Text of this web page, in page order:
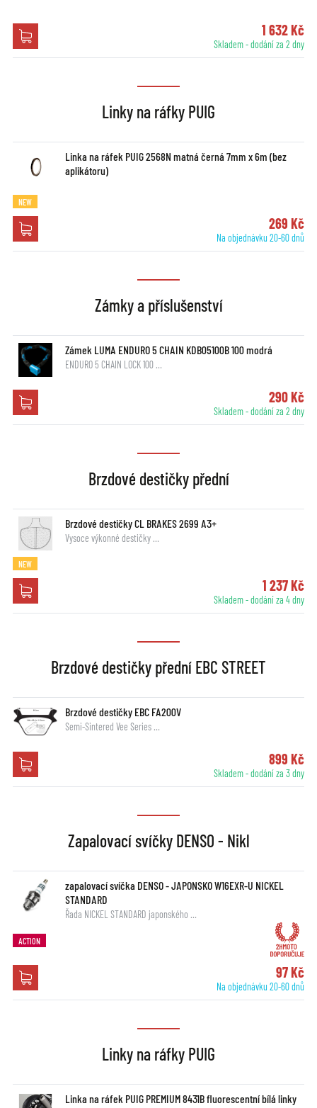
1 632 Kč
Skladem - dodání za 2 dny
Linky na ráfky PUIG
Linka na ráfek PUIG 2568N matná černá 7mm x 6m (bez
aplikátoru)
NEW
269 Kč
Na objednávku 20-60 dnů
Zámky a příslušenství
Zámek LUMA ENDURO 5 CHAIN KDB05100B 100 modrá
ENDURO 5 CHAIN LOCK 100 …
290 Kč
Skladem - dodání za 2 dny
Brzdové destičky přední
Brzdové destičky CL BRAKES 2699 A3+
Vysoce výkonné destičky …
NEW
1 237 Kč
Skladem - dodání za 4 dny
Brzdové destičky přední EBC STREET
Brzdové destičky EBC FA200V
Semi-Sintered Vee Series …
899 Kč
Skladem - dodání za 3 dny
Zapalovací svíčky DENSO - Nikl
zapalovací svíčka DENSO - JAPONSKO W16EXR-U NICKEL
STANDARD
Řada NICKEL STANDARD japonského …
ACTION
97 Kč
Na objednávku 20-60 dnů
Linky na ráfky PUIG
Linka na ráfek PUIG PREMIUM 8431B fluorescentní bílá linky